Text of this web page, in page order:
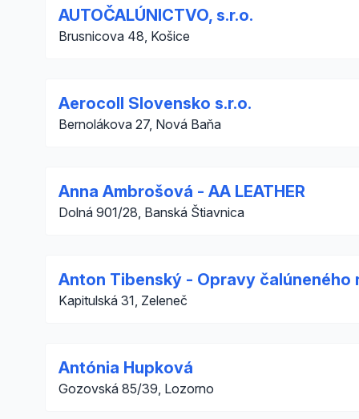
AUTOČALÚNICTVO, s.r.o.
Brusnicova 48, Košice
Aerocoll Slovensko s.r.o.
Bernolákova 27, Nová Baňa
Anna Ambrošová - AA LEATHER
Dolná 901/28, Banská Štiavnica
Anton Tibenský - Opravy čalúneného
Kapitulská 31, Zeleneč
Antónia Hupková
Gozovská 85/39, Lozorno